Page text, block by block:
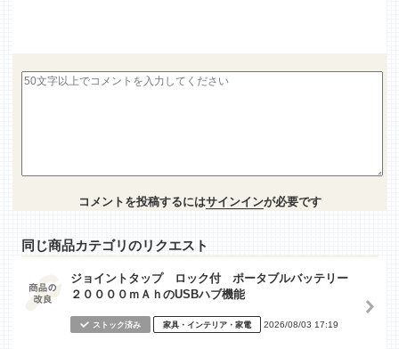
コメントを投稿するにはサインインが必要です
同じ商品カテゴリのリクエスト
ジョイントタップ ロック付 ポータブルバッテリー
２００００ｍＡｈのUSBハブ機能
ストック済み 家具・インテリア・家電 2026/08/03 17:19